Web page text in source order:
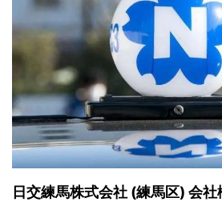
日交練馬株式会社 (練馬区) 会社